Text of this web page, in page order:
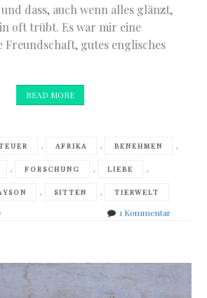
dass, auch wenn alles glänzt,
oft trübt. Es war mir eine
Freundschaft, gutes englisches
READ MORE
, AFRIKA , BENEHMEN ,
, FORSCHUNG , LIEBE ,
, SITTEN , TIERWELT
1 Kommentarzu
Kleine